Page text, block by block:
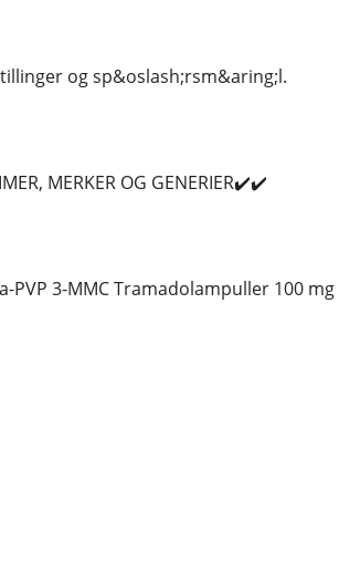
og sp&oslash;rsm&aring;l.
MERKER OG GENERIER✔️✔️
PVP 3-MMC Tramadolampuller 100 mg